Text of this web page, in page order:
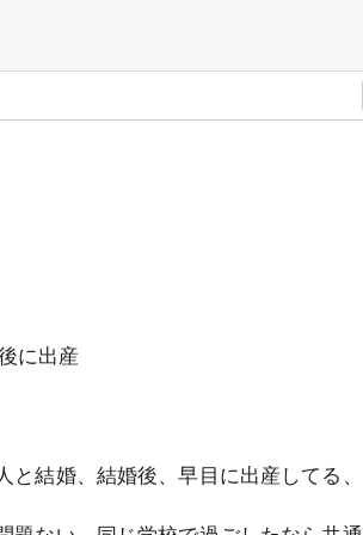
に出産
と結婚、結婚後、早目に出産してる